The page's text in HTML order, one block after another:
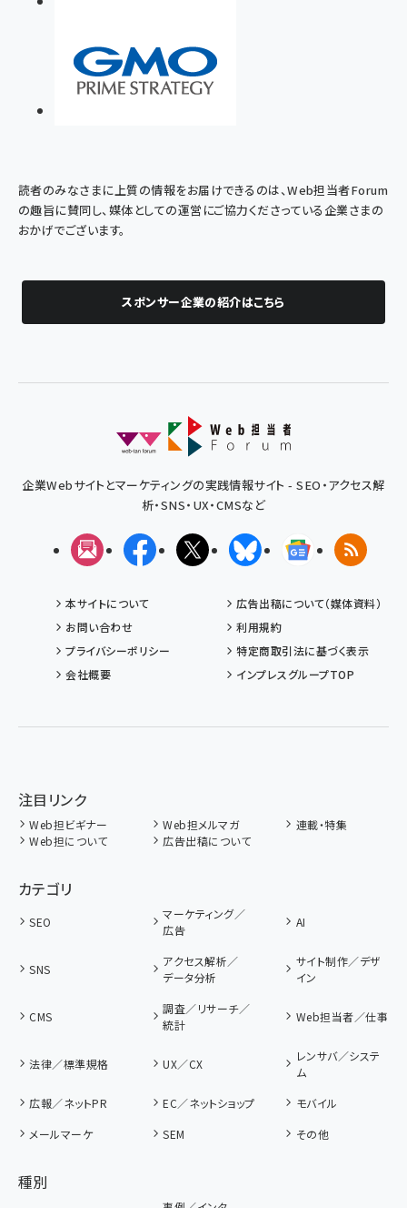
読者のみなさまに上質の情報をお届けできるのは、Web担当者Forum
の趣旨に賛同し、媒体としての運営にご協力くださっている企業さまの
おかげでございます。
スポンサー企業の紹介はこちら
企業Webサイトとマーケティングの実践情報サイト - SEO・アクセス解
析・SNS・UX・CMSなど
メルマガFacebookX(エックス)BlueskyGoogleニュ
RSS
本サイトについて
広告出稿について（媒体資料）
お問い合わせ
利用規約
プライバシーポリシー
特定商取引法に基づく表示
会社概要
インプレスグループTOP
注目リンク
Web担ビギナー Web担メルマガ
連載・特集
Web担について
広告出稿について
カテゴリ
SEO
マーケティング／
広告
AI
SNS
アクセス解析／
データ分析
サイト制作／デザ
イン
CMS
調査／リサーチ／
統計
Web担当者／仕事
法律／標準規格 UX／CX
レンサバ／システ
ム
広報／ネットPR
EC／ネットショップ
モバイル
メールマーケ
SEM その他
種別